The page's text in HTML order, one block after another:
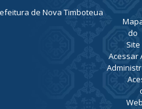
Prefeitura de Nova Timboteua
do
Site
Acessar